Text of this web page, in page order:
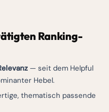
Ranking-
— seit dem Helpful
Hebel.
thematisch passende